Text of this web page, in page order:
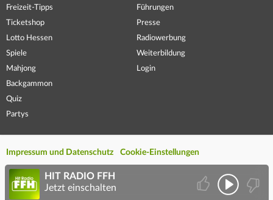
Freizeit-Tipps
Ticketshop
Lotto Hessen
Spiele
Mahjong
Backgammon
Quiz
Partys
Führungen
Presse
Radiowerbung
Weiterbildung
Login
Impressum und Datenschutz Cookie-Einstellungen
HIT RADIO FFH
Jetzt einschalten